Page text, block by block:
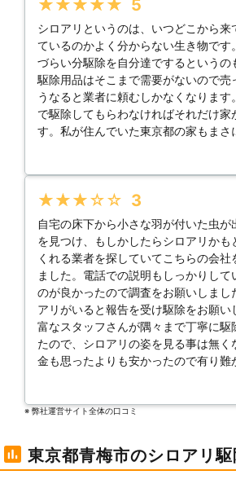
★★★★★ 5
シロアリというのは、いつどこから来
ているのかよく分からない生き物です
づらい分駆除を自分達でするというの
駆除用品はそこまで需要がないので売
うなると業者に頼むしかなくなります
で駆除してもらわなければそれだけ家
す。私が住んでいた東京都の家もまさ
★★★★★ 3
自宅の床下から小さな羽が付いた虫が
を見つけ、もしかしたらシロアリかも
くれる業者を探していてこちらの会社
ました。電話での説明もしっかりし
のが良かったので調査をお願いしまし
アリがいると報告を受け駆除をお願い
富なスタッフさんが隅々まで丁寧に駆
たので、シロアリの姿を見る事は無く
金も思ったよりも安かったので有り難
※ 弊社運営サイト全体の⼝コミ
東京都青梅市のシロアリ